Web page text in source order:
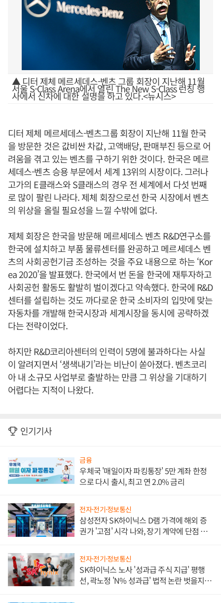
▲ 디터 제체 메르세데스-벤츠 그룹 회장이 지난해 11월
서울 S-Class Arena에서 열린 The New S-Class 런칭 행
사에서 신차에 대한 설명을 하고 있다.<뉴시스>
디터 제체 메르세데스-벤츠그룹 회장이 지난해 11월 한국
을 방문한 것은 값비싼 차값, 고액배당, 판매부진 등으로 어
려움을 겪고 있는 벤츠를 구하기 위한 것이다. 한국은 메르
세데스-벤츠 승용 부문에서 세계 13위의 시장이다. 그러나
고가의 E클래스와 S클래스의 경우 전 세계에서 다섯 번째
로 많이 팔린 나라다. 제체 회장으로선 한국 시장에서 벤츠
의 위상을 올릴 필요성을 느낄 수밖에 없다.
제체 회장은 한국을 방문해 메르세데스 벤츠 R&D연구소를
한국에 설치하고 부품 물류센터를 완공하고 메르세데스 벤
츠의 사회공헌기금 조성하는 것을 주요 내용으로 하는 ‘Kor
ea 2020’을 발표했다. 한국에서 번 돈을 한국에 재투자하고
사회공헌 활동도 활발히 벌이겠다고 약속했다. 한국에 R&D
센터를 설립하는 것도 까다로운 한국 소비자의 입맛에 맞는
자동차를 개발해 한국시장과 세계시장을 동시에 공략하겠
다는 전략이었다.
하지만 R&D코리아센터의 인력이 5명에 불과하다는 사실
이 알려지면서 ‘생색내기’라는 비난이 쏟아졌다. 벤츠코리
아 내 소규모 사업부로 출발하는 만큼 그 위상을 기대하기
어렵다는 지적이 나왔다.
인기기사
금융
우체국 '매일이자 파킹통장' 5만 계좌 한정
으로 다시 출시, 최고 연 2.0% 금리
전자·전기·정보통신
삼성전자 SK하이닉스 D램 가격에 해외 증
권가 '고점' 시각 나와, 장기 계약에 단점 부
전자·전기·정보통신
SK하이닉스 노사 '성과급 주식 지급' 평행
선, 곽노정 'N% 성과급' 법적 논란 벗을지 주